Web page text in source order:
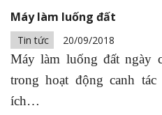
Máy làm luống đất
Tin tức 20/09/2018
Máy làm luống đất ngày
trong hoạt động canh
ích…